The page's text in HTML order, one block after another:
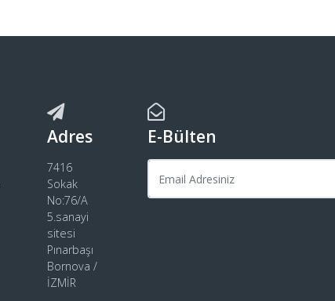
Adres
7416
Sokak
No:76/A
5.sanayi
sitesi
Pınarbaşı
Bornova /
İZMİR
E-Bülten